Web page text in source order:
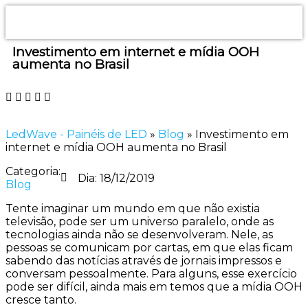
Investimento em internet e mídia OOH
aumenta no Brasil
LedWave - Painéis de LED » Blog » Investimento em
internet e mídia OOH aumenta no Brasil
Categoria:
Blog
Dia: 18/12/2019
Tente imaginar um mundo em que não existia
televisão, pode ser um universo paralelo, onde as
tecnologias ainda não se desenvolveram. Nele, as
pessoas se comunicam por cartas, em que elas ficam
sabendo das notícias através de jornais impressos e
conversam pessoalmente. Para alguns, esse exercício
pode ser difícil, ainda mais em temos que a mídia OOH
cresce tanto.